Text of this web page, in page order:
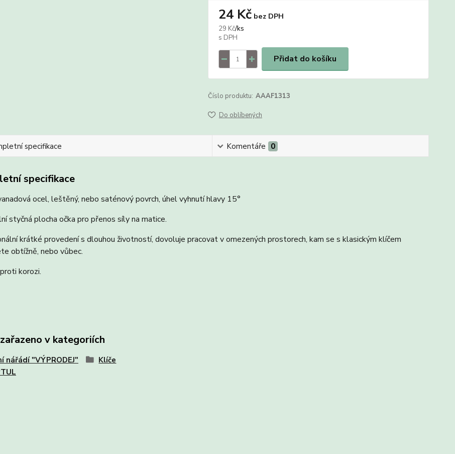
29 Kč/ks
24 Kč bez DPH
Přidat do košíku
Číslo produktu: AAAF1313
Do oblíbených
specifikace Komentáře 0
specifikace
ocel, leštěný, nebo saténový povrch, úhel vyhnutí hlavy 15°
styčná plocha očka pro přenos síly na matice.
krátké provedení s dlouhou životností, dovoluje pracovat v omezených prostorech, kam se s klasickým klíčem
obtížně, nebo vůbec.
korozi.
v kategoriích
nářádí "VÝPRODEJ"
Klíče